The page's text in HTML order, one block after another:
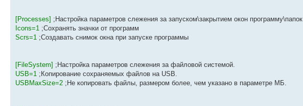
[Processes] ;Настройка параметров слежения за запуском\закрытием окон программу\папок
Icons=1 ;Сохранять значки от программ
Scrs=1 ;Создавать снимок окна при запуске программы
[FileSystem] ;Настройка параметров слежения за файловой системой.
USB=1 ;Копирование сохраняемых файлов на USB.
USBMaxSize=2 ;Не копировать файлы, размером более, чем указано в параметре МБ.